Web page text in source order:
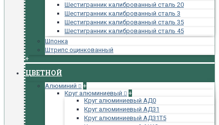
Шестигранник калиброванный сталь 20
Шестигранник калиброванный сталь 3
Шестигранник калиброванный сталь 35
Шестигранник калиброванный сталь 45
Шпонка
Штрипс оцинкованный
+
ЦВЕТНОЙ
Алюминий
+
Круг алюминиевый
+
Круг алюминиевый АД0
Круг алюминиевый АД31
Круг алюминиевый АД31Т5